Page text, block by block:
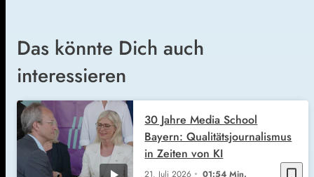
Das könnte Dich auch
interessieren
21. Juli 2026 01:54 Min.
30 Jahre Media School
Bayern: Qualitätsjournalismus
in Zeiten von KI